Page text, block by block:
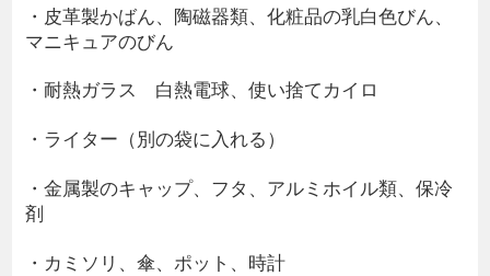
・皮革製かばん、陶磁器類、化粧品の乳白色びん、
マニキュアのびん
・耐熱ガラス 白熱電球、使い捨てカイロ
・ライター（別の袋に入れる）
・金属製のキャップ、フタ、アルミホイル類、保冷
剤
・カミソリ、傘、ポット、時計